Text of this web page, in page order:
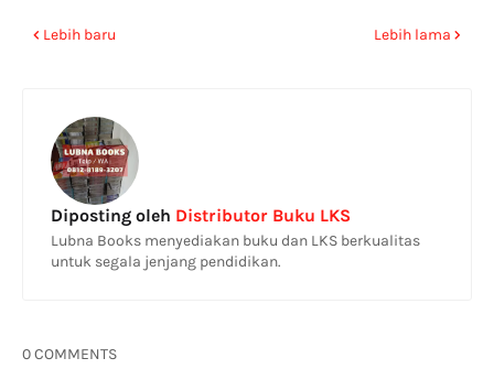
Lebih baru Lebih lama
Diposting oleh Distributor Buku LKS
Lubna Books menyediakan buku dan LKS berkualitas
untuk segala jenjang pendidikan.
0 COMMENTS